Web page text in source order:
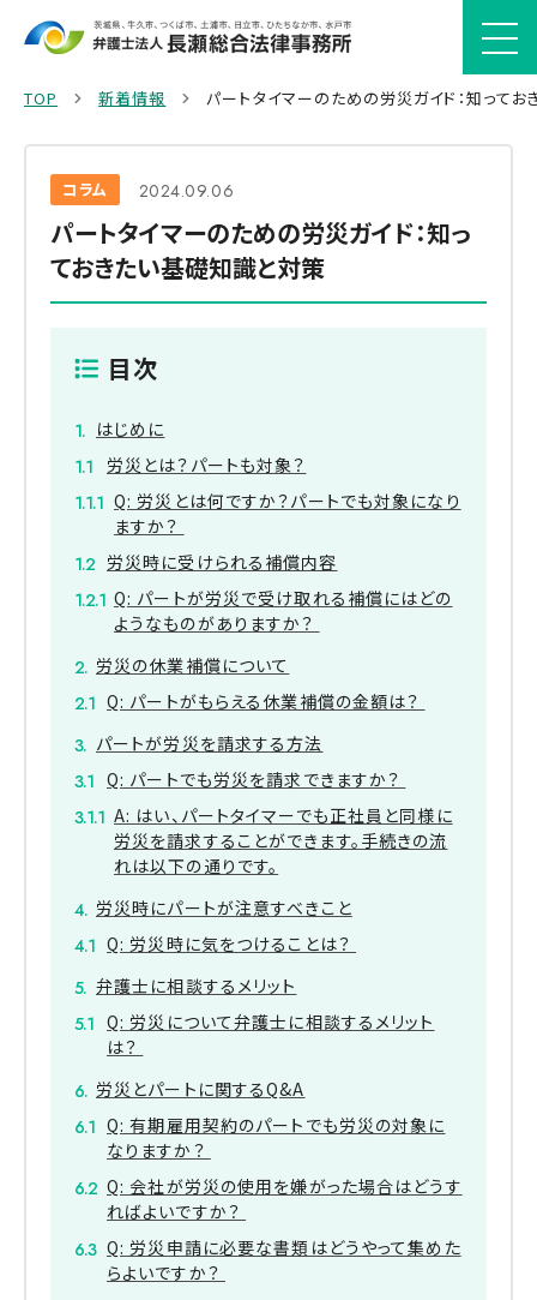
TOP 新着情報 パートタイマーのための労災ガイド：知って
コラム 2024.09.06
パートタイマーのための労災ガイド：知っ
ておきたい基礎知識と対策
目次
はじめに
労災とは？パートも対象？
Q: 労災とは何ですか？パートでも対象になり
ますか？
労災時に受けられる補償内容
Q: パートが労災で受け取れる補償にはどの
ようなものがありますか？
労災の休業補償について
Q: パートがもらえる休業補償の金額は？
パートが労災を請求する方法
Q: パートでも労災を請求できますか？
A: はい、パートタイマーでも正社員と同様に
労災を請求することができます。手続きの流
れは以下の通りです。
労災時にパートが注意すべきこと
Q: 労災時に気をつけることは？
弁護士に相談するメリット
Q: 労災について弁護士に相談するメリット
は？
労災とパートに関するQ&A
Q: 有期雇用契約のパートでも労災の対象に
なりますか？
Q: 会社が労災の使用を嫌がった場合はどうす
ればよいですか？
Q: 労災申請に必要な書類はどうやって集めた
らよいですか？